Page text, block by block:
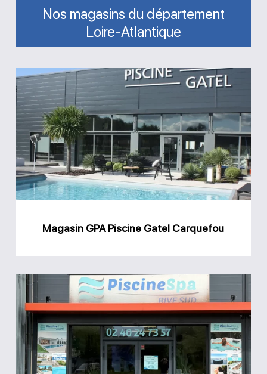
Nos magasins du département
Loire-Atlantique
Magasin
Piscine
Gatel
Carquefou
Magasin GPA Piscine Gatel Carquefou
Magasin
Rive
Sud
Piscine
et